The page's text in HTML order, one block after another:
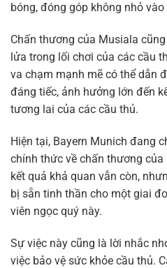
bóng, đóng góp không nhỏ
Chấn thương của Musiala
lửa trong lối chơi của các cầu
va chạm mạnh mẽ có thể dẫn
đáng tiếc, ảnh hưởng lớn đến
tương lai của các cầu thủ.
Hiện tại, Bayern Munich đang
chính thức về chấn thương
kết quả khả quan vẫn còn,
bị sẵn tinh thần cho một giai
viên ngọc quý này.
Sự việc này cũng là lời nhắc
việc bảo vệ sức khỏe cầu thủ.